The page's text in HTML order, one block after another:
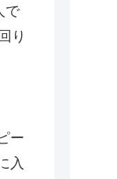
で
り
ー
入